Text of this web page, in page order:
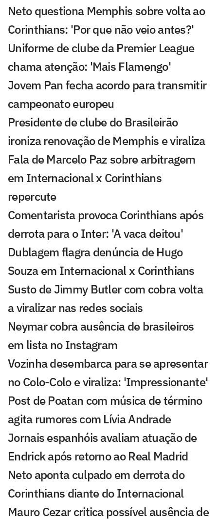
Neto questiona Memphis sobre volta ao
Corinthians: 'Por que não veio antes?'
Uniforme de clube da Premier League
chama atenção: 'Mais Flamengo'
Jovem Pan fecha acordo para transmitir
campeonato europeu
Presidente de clube do Brasileirão
ironiza renovação de Memphis e viraliza
Fala de Marcelo Paz sobre arbitragem
em Internacional x Corinthians
repercute
Comentarista provoca Corinthians após
derrota para o Inter: 'A vaca deitou'
Dublagem flagra denúncia de Hugo
Souza em Internacional x Corinthians
Susto de Jimmy Butler com cobra volta
a viralizar nas redes sociais
Neymar cobra ausência de brasileiros
em lista no Instagram
Vozinha desembarca para se apresentar
no Colo-Colo e viraliza: 'Impressionante'
Post de Poatan com música de término
agita rumores com Lívia Andrade
Jornais espanhóis avaliam atuação de
Endrick após retorno ao Real Madrid
Neto aponta culpado em derrota do
Corinthians diante do Internacional
Mauro Cezar critica possível ausência de